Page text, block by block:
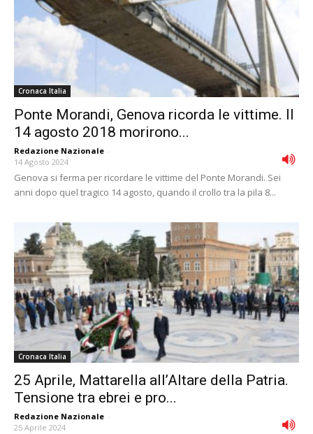
Cronaca Italia
Ponte Morandi, Genova ricorda le vittime. Il
14 agosto 2018 morirono...
Redazione Nazionale -
14 Agosto 2024
Genova si ferma per ricordare le vittime del Ponte Morandi. Sei
anni dopo quel tragico 14 agosto, quando il crollo tra la pila 8...
Cronaca Italia
25 Aprile, Mattarella all’Altare della Patria.
Tensione tra ebrei e pro...
Redazione Nazionale -
25 Aprile 2024